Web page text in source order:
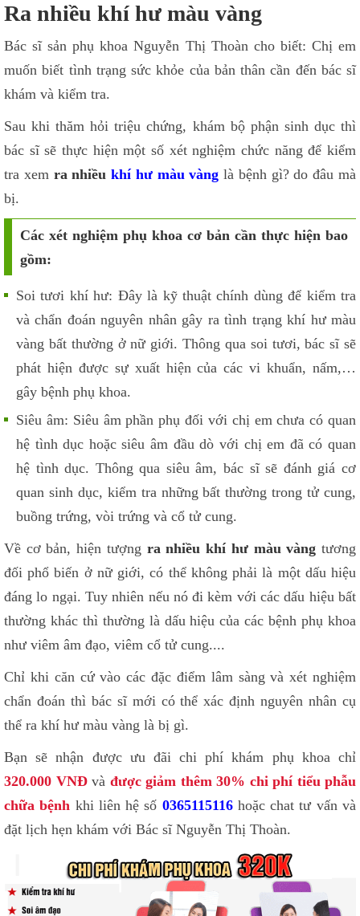
Ra nhiều khí hư màu vàng
Bác sĩ sản phụ khoa Nguyễn Thị Thoàn cho biết: Chị em
muốn biết tình trạng sức khỏe của bản thân cần đến bác sĩ
khám và kiểm tra.
Sau khi thăm hỏi triệu chứng, khám bộ phận sinh dục thì
bác sĩ sẽ thực hiện một số xét nghiệm chức năng để kiểm
tra xem ra nhiềukhí hư màu vàng là bệnh gì? do đâu mà
bị.
Các xét nghiệm phụ khoa cơ bản cần thực hiện bao
gồm:
Soi tươi khí hư: Đây là kỹ thuật chính dùng để kiểm tra
và chẩn đoán nguyên nhân gây ra tình trạng khí hư màu
vàng bất thường ở nữ giới. Thông qua soi tươi, bác sĩ sẽ
phát hiện được sự xuất hiện của các vi khuẩn, nấm,…
gây bệnh phụ khoa.
Siêu âm: Siêu âm phần phụ đối với chị em chưa có quan
hệ tình dục hoặc siêu âm đầu dò với chị em đã có quan
hệ tình dục. Thông qua siêu âm, bác sĩ sẽ đánh giá cơ
quan sinh dục, kiểm tra những bất thường trong tử cung,
buồng trứng, vòi trứng và cổ tử cung.
Về cơ bản, hiện tượng ra nhiều khí hư màu vàng tương
đối phổ biến ở nữ giới, có thể không phải là một dấu hiệu
đáng lo ngại. Tuy nhiên nếu nó đi kèm với các dấu hiệu bất
thường khác thì thường là dấu hiệu của các bệnh phụ khoa
như viêm âm đạo, viêm cổ tử cung....
Chỉ khi căn cứ vào các đặc điểm lâm sàng và xét nghiệm
chẩn đoán thì bác sĩ mới có thể xác định nguyên nhân cụ
thể ra khí hư màu vàng là bị gì.
Bạn sẽ nhận được ưu đãi chi phí khám phụ khoa chỉ
320.000 VNĐvà được giảm thêm 30% chi phí tiểu phẫu
chữa bệnh khi liên hệ số 0365115116hoặc chat tư vấn và
đặt lịch hẹn khám với Bác sĩ Nguyễn Thị Thoàn.